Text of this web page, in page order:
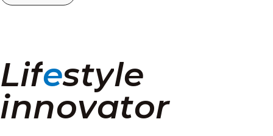
Lifestyle
innovator